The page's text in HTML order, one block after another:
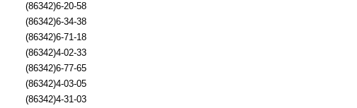
(86342)6-20-58
(86342)6-34-38
(86342)6-71-18
(86342)4-02-33
(86342)6-77-65
(86342)4-03-05
(86342)4-31-03